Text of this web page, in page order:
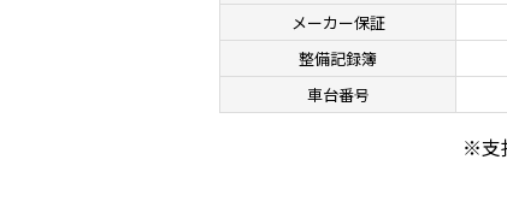
メーカー保証
整備記録簿
車台番号
※⽀